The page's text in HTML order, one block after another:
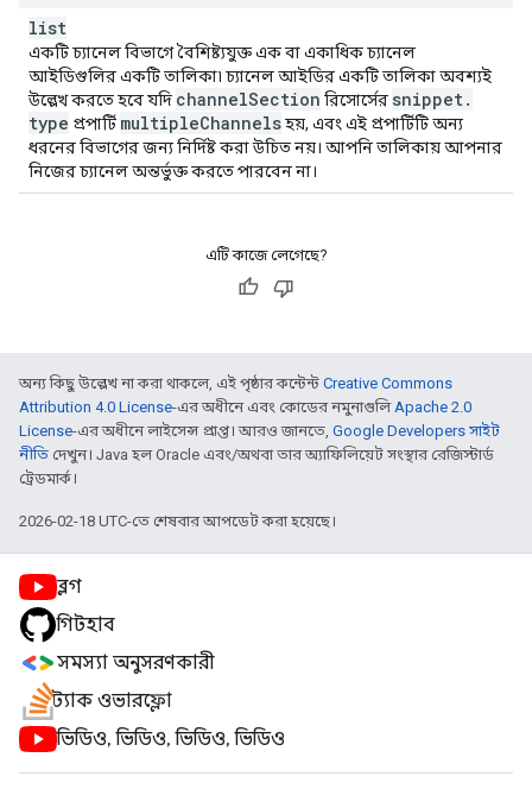
list
একটি চ্যানেল বিভাগে বৈশিষ্ট্যযুক্ত এক বা একাধিক চ্যানেল
আইডিগুলির একটি তালিকা৷ চ্যানেল আইডির একটি তালিকা অবশ্যই
উল্লেখ করতে হবে যদি channelSection রিসোর্সের snippet.
type প্রপার্টি multipleChannelsহয়, এবং এই প্রপার্টিটি অন্য
ধরনের বিভাগের জন্য নির্দিষ্ট করা উচিত নয়। আপনি তালিকায় আপনার
নিজের চ্যানেল অন্তর্ভুক্ত করতে পারবেন না।
এটি কাজে লেগেছে?
অন্য কিছু উল্লেখ না করা থাকলে, এই পৃষ্ঠার কন্টেন্ট Creative Commons
Attribution 4.0 License-এর অধীনে এবং কোডের নমুনাগুলিApache 2.0
License-এর অধীনে লাইসেন্স প্রাপ্ত। আরও জানতে, Google Developers সাইট
নীতি দেখুন। Java হল Oracle এবং/অথবা তার অ্যাফিলিয়েট সংস্থার রেজিস্টার্ড
ট্রেডমার্ক।
2026-02-18 UTC-তে শেষবার আপডেট করা হয়েছে।
ব্লগ
গিটহাব
সমস্যা অনুসরণকারী
স্ট্যাক ওভারফ্লো
ভিডিও, ভিডিও, ভিডিও, ভিডিও